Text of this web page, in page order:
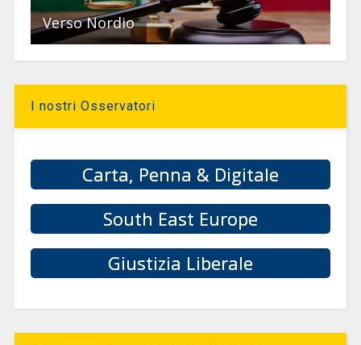
Verso Nordio
I nostri Osservatori
Carta, Penna & Digitale
South East Europe
Giustizia Liberale